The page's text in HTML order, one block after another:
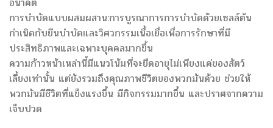
การบำบัดแบบผสมผสาน:การบูรณาการการบำบัดด้วยเซลล์ต้น
กำเนิดกับยีนบำบัดและวิศวกรรมเนื้อเยื่อเพื่อการรักษาที่มี
ประสิทธิภาพและเฉพาะบุคคลมากขึ้น
ความก้าวหน้าเหล่านี้มีแนวโน้มที่จะยืดอายุไม่เพียงแค่ของสัตว์
เลี้ยงเท่านั้น แต่ยังรวมถึงคุณภาพชีวิตของพวกมันด้วย ช่วยให้
พวกมันมีชีวิตที่แข็งแรงขึ้น มีกิจกรรมมากขึ้น และปราศจากความ
เจ็บปวด